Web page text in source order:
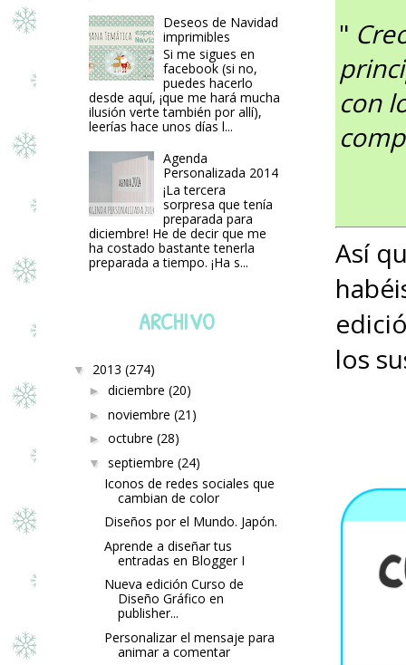
"
con
Así
los
Deseos de Navidad
imprimibles
Si me sigues en
facebook (si no,
puedes hacerlo
desde aquí, ¡que me hará mucha
ilusión verte también por allí),
leerías hace unos días l...
Agenda
Personalizada 2014
¡La tercera
sorpresa que tenía
preparada para
diciembre! He de decir que me
ha costado bastante tenerla
preparada a tiempo. ¡Ha s...
ARCHIVO
2013 (274)
diciembre (20)
noviembre (21)
octubre (28)
septiembre (24)
Iconos de redes sociales que
cambian de color
Diseños por el Mundo. Japón.
Aprende a diseñar tus
entradas en Blogger I
Nueva edición Curso de
Diseño Gráfico en
publisher...
Personalizar el mensaje para
animar a comentar